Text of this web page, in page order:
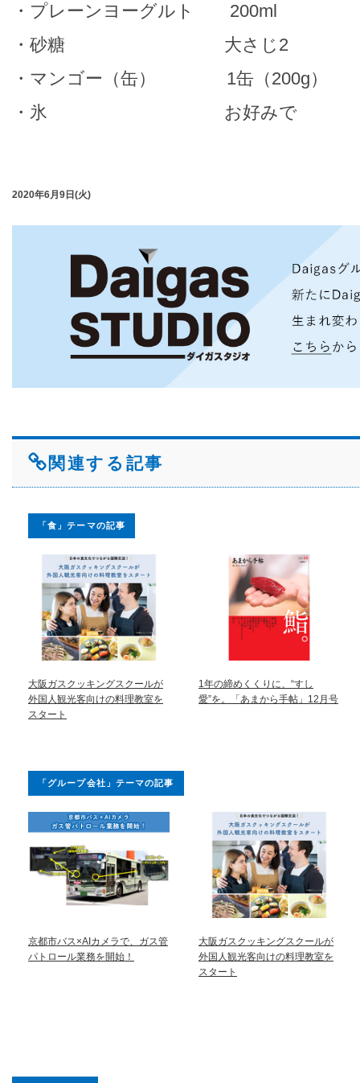
・プレーンヨーグルト 200ml
・砂糖 大さじ2
・マンゴー（缶） 1缶（200g）
・氷 お好みで
2020年6月9日(火)
関連する記事
「食」テーマの記事
大阪ガスクッキングスクールが
外国人観光客向けの料理教室を
スタート
1年の締めくくりに、“すし
愛”を。「あまから手帖」12月号
「グループ会社」テーマの記事
京都市バス×AIカメラで、ガス管
パトロール業務を開始！
大阪ガスクッキングスクールが
外国人観光客向けの料理教室を
スタート